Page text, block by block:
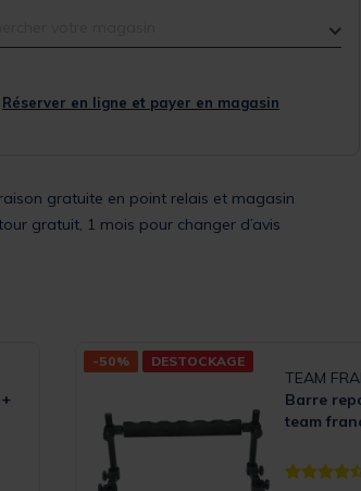
Réserver en ligne et payer en magasin
gratuite en point relais et magasin
gratuit, 1 mois pour changer d’avis
Rating
-50% DESTOCKAGE
TEAM
Barre
team
[object